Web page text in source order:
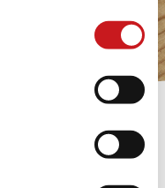
wer wir sind, wie
Hier geht’s zum